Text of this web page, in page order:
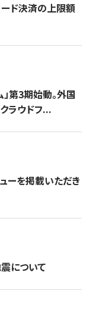
ード決済の上限額
第3期始動。外国
ラウドフ...
ーを掲載いただき
について